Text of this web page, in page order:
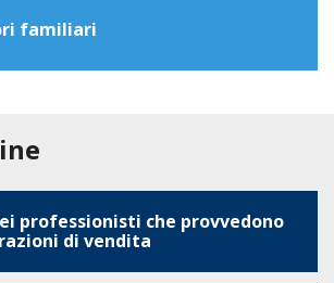
familiari
professionisti che provvedono
di vendita